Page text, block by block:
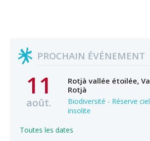
PROCHAIN ÉVÉNEMENT
11
août.
Rotjà vallée étoilée,
Rotjà
Biodiversité - Réserve
insolite
Toutes les dates